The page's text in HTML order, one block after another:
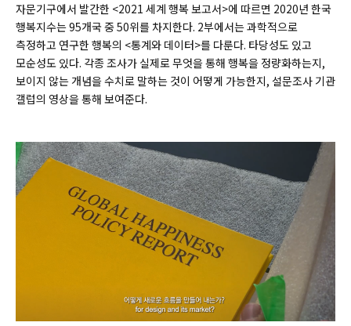
자문기구에서 발간한 <2021 세계 행복 보고서>에 따르면 2020년 한국
행복지수는 95개국 중 50위를 차지한다. 2부에서는 과학적으로
측정하고 연구한 행복의 <통계와 데이터>를 다룬다. 타당성도 있고
모순성도 있다. 각종 조사가 실제로 무엇을 통해 행복을 정량화하는지,
보이지 않는 개념을 수치로 말하는 것이 어떻게 가능한지, 설문조사 기관
갤럽의 영상을 통해 보여준다.